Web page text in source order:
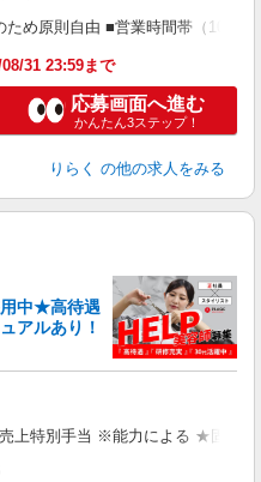
ため原則自由 ■営業時間帯（
31 23:59まで
応募画面へ進む
かんたん3ステップ！
りらく の他の求人をみる
用中★高待遇
アルあり！
上特別手当 ※能力による ★固定